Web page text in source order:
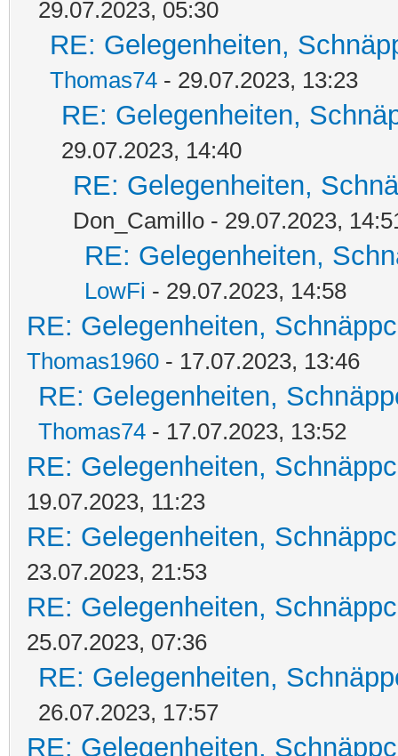
29.07.2023, 05:30
RE: Gelegenheiten,
Thomas74 - 29.07.2023, 13:23
RE: Gelegenheiten,
29.07.2023, 14:40
RE: Gelegenheiten,
Don_Camillo - 29.07.2023,
RE: Gelegenheiten,
LowFi - 29.07.2023, 14:58
RE: Gelegenheiten,
Thomas1960 - 17.07.2023, 13:46
RE: Gelegenheiten,
Thomas74 - 17.07.2023, 13:52
RE: Gelegenheiten,
19.07.2023, 11:23
RE: Gelegenheiten,
23.07.2023, 21:53
RE: Gelegenheiten,
25.07.2023, 07:36
RE: Gelegenheiten,
26.07.2023, 17:57
RE: Gelegenheiten,